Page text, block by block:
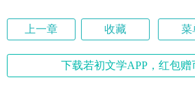
上一章 收藏 菜
下载若初文学APP，红包赠